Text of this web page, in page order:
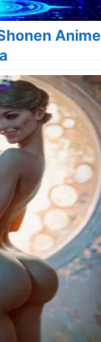
Anime